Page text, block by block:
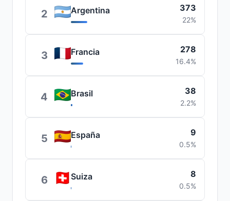
2 Argentina 373
22%
3 Francia 278
16.4%
4 Brasil 38
2.2%
5 España 9
0.5%
6 Suiza 8
0.5%